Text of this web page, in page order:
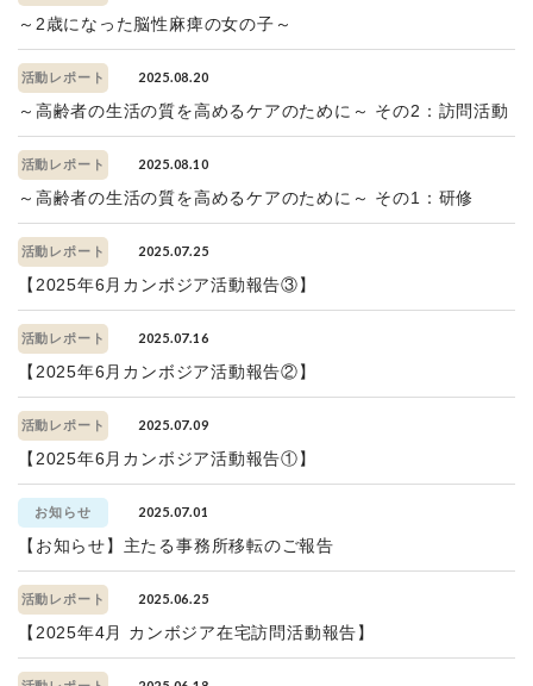
～2歳になった脳性麻痺の女の子～
活動レポート 2025.08.20
～高齢者の生活の質を高めるケアのために～ その2：訪問活動
活動レポート 2025.08.10
～高齢者の生活の質を高めるケアのために～ その1：研修
活動レポート 2025.07.25
【2025年6月カンボジア活動報告③】
活動レポート 2025.07.16
【2025年6月カンボジア活動報告②】
活動レポート 2025.07.09
【2025年6月カンボジア活動報告①】
お知らせ 2025.07.01
【お知らせ】主たる事務所移転のご報告
活動レポート 2025.06.25
【2025年4月 カンボジア在宅訪問活動報告】